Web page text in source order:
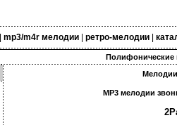
mp3/m4r мелодии| ретро-мелодии|
Полифонические
Мелодии
MP3 мелодии